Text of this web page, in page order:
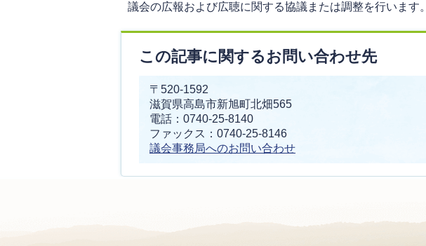
議会の広報および広聴に関する協議または調整を行います。
この記事に関するお問い合わせ先
〒520-1592
滋賀県高島市新旭町北畑565
電話：0740-25-8140
ファックス：0740-25-8146
議会事務局へのお問い合わせ